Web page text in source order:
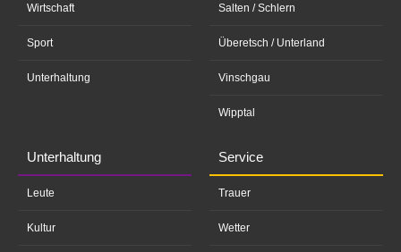
Wirtschaft
Sport
Unterhaltung
Salten / Schlern
Überetsch / Unterland
Vinschgau
Wipptal
Unterhaltung
Leute
Kultur
Service
Trauer
Wetter